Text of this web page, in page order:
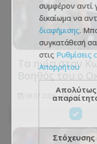
Τα ηνία στον
Βοηθός του ο
08.07.2026 - 15:54
συμφέρον αντί
δικαίωμα να
διαφήμισης.
συγκατάθεσή
στις Ρυθμίσεις
Απορρήτου
Απολύτως
Στόχευσης